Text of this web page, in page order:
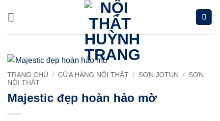
TRANG CHỦ / CỬA HÀNG NỘI THẤT / SƠN JOTUN / SƠN
NỘI THẤT
Majestic đẹp hoàn hảo mờ